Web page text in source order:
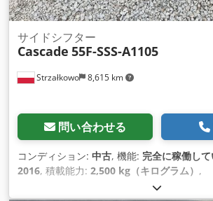
Strzałkowo 8,615 km
サイドシフター
Cascade 55F-SSS-A1105
問い合わせる
コンディション: 中古, 機能: 完全に稼働し
2016, 積載能力: 2,500 kg（キログラム） ,